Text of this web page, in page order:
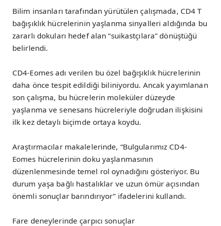
Bilim insanları tarafından yürütülen çalışmada, CD4 T
bağışıklık hücrelerinin yaşlanma sinyalleri aldığında bu
zararlı dokuları hedef alan “suikastçılara” dönüştüğü
belirlendi.
CD4-Eomes adı verilen bu özel bağışıklık hücrelerinin
daha önce tespit edildiği biliniyordu. Ancak yayımlanan
son çalışma, bu hücrelerin moleküler düzeyde
yaşlanma ve senesans hücreleriyle doğrudan ilişkisini
ilk kez detaylı biçimde ortaya koydu.
Araştırmacılar makalelerinde, “Bulgularımız CD4-
Eomes hücrelerinin doku yaşlanmasının
düzenlenmesinde temel rol oynadığını gösteriyor. Bu
durum yaşa bağlı hastalıklar ve uzun ömür açısından
önemli sonuçlar barındırıyor” ifadelerini kullandı.
Fare deneylerinde çarpıcı sonuçlar